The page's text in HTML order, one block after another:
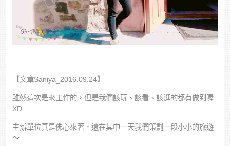
【文章Saniya_2016.09.24】
雖然這次是來工作的，但是我們該玩、該看、該逛的都有做到喔
XD
主辦單位真是佛心來著，還在其中一天我們策劃一段小小的旅遊
～